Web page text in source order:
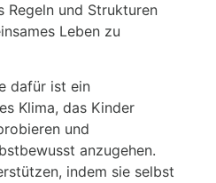
Regeln und Strukturen
Leben zu
dafür ist ein
Klima, das Kinder
und
anzugehen.
indem sie selbst